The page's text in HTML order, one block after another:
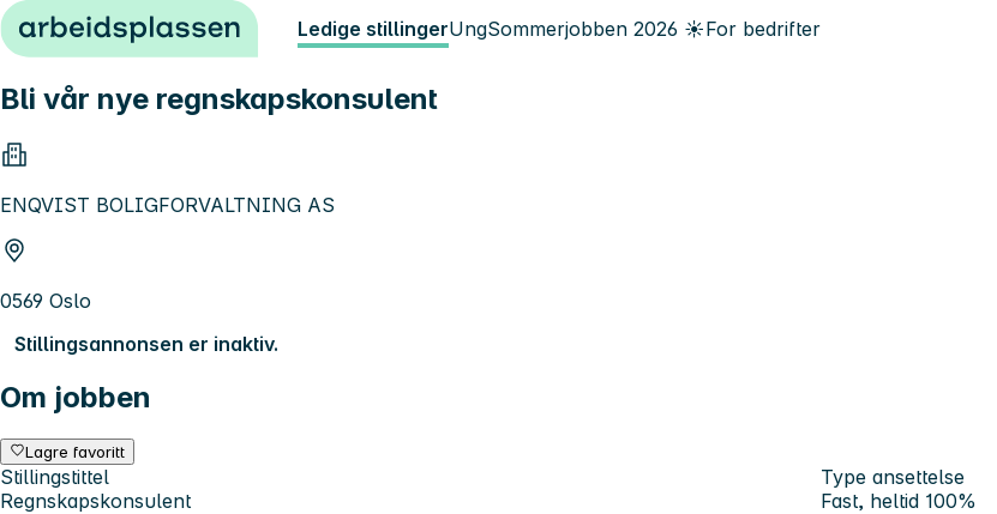
Hopp til innhold Ledige stillingerUngSommerjobben 2026 ☀️For bedrifter
Bli vår nye regnskapskonsulent
ENQVIST BOLIGFORVALTNING AS
0569 Oslo
Stillingsannonsen er inaktiv.
Om jobben
Lagre favoritt
Stillingstittel
Regnskapskonsulent
Type ansettelse
Fast, heltid 100%